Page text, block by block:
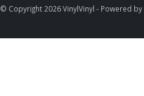
© Copyright 2026 VinylVinyl - Powered by